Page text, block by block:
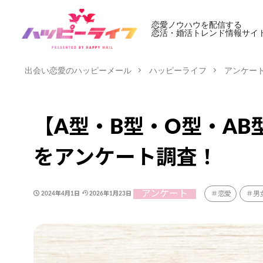
恋愛ノウハウを配信する
恋活・婚活トレンド情報サイ
出会い恋愛のハッピーメール ハッピーライフ アンケー
【A型・B型・O型・
をアンケート調査！
2024年4月1日 2026年1月23日 アンケート 恋愛 男